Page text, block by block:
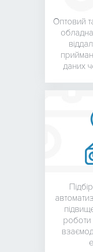
Оптовий
даних
роботи